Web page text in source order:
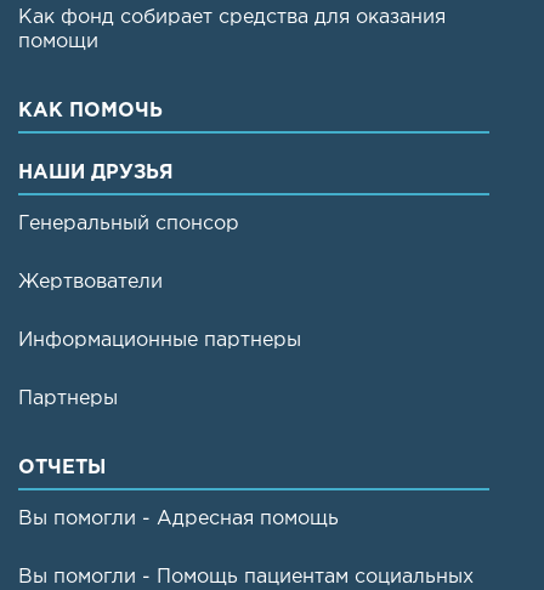
Как фонд собирает средства для оказания
помощи
КАК ПОМОЧЬ
НАШИ ДРУЗЬЯ
Генеральный спонсор
Жертвователи
Информационные партнеры
Партнеры
ОТЧЕТЫ
Вы помогли - Адресная помощь
Вы помогли - Помощь пациентам социальных